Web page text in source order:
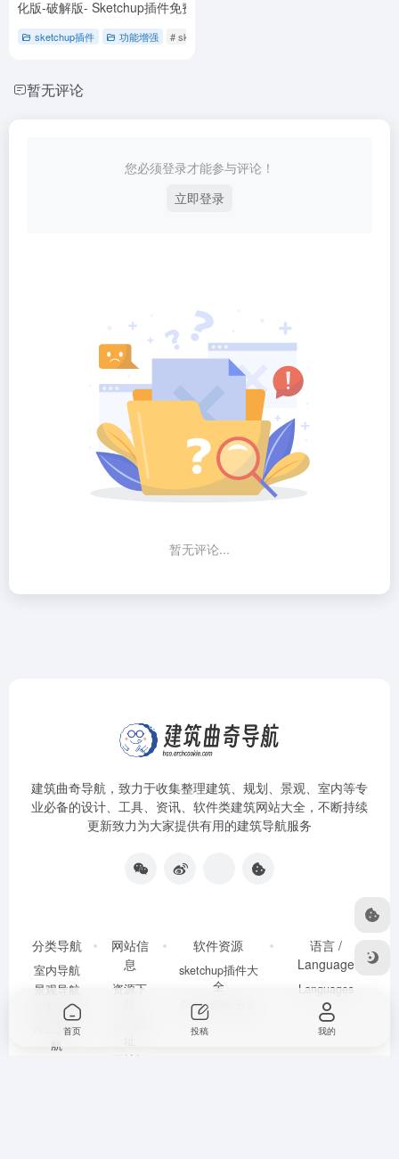
化版-破解版- Sketchup插件免费下载
sketchup插件 功能增强 # sketchup插件
暂无评论
您必须登录才能参与评论！
立即登录
暂无评论...
建筑曲奇导航 ，致力于收集整理建筑、规划、景观、室内等专
业必备的设计、工具、资讯、软件类建筑网站大全，不断持续
更新致力为大家提供有用的建筑导航服务
分类导航
室内导航
景观导航
规划导航
AI工具导
航
网站信
息
资源下
网址提
软件资源
sketchup插件大
全
Rhino插件大全
语言 /
Language
Languages
首页 投稿 我的